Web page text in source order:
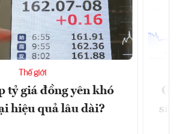
Thế giới
tỷ giá đồng yên khó
hiệu quả lâu dài?